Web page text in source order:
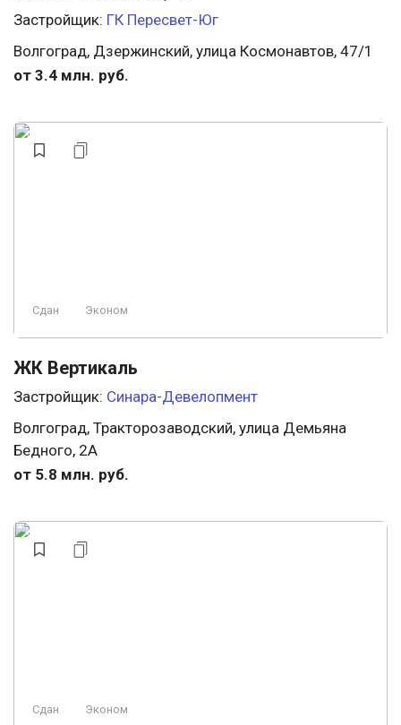
Застройщик: ГК Пересвет-Юг
Волгоград, Дзержинский, улица Космонавтов, 47/1
от 3.4 млн. руб.
Сдан Эконом
ЖК Вертикаль
Застройщик: Синара-Девелопмент
Волгоград, Тракторозаводский, улица Демьяна
Бедного, 2А
от 5.8 млн. руб.
Сдан Эконом